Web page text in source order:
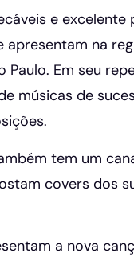
e excelente
apresentam na
Paulo. Em seu
músicas de
tem um
covers dos
a nova